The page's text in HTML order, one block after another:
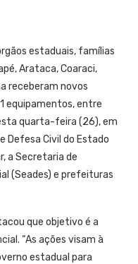
estaduais, famílias
Arataca, Coaraci,
receberam novos
equipamentos, entre
quarta-feira (26), em
Defesa Civil do Estado
a Secretaria de
(Seades) e prefeituras
que objetivo é a
“As ações visam à
estadual para